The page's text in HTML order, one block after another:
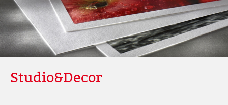
Studio&Decor